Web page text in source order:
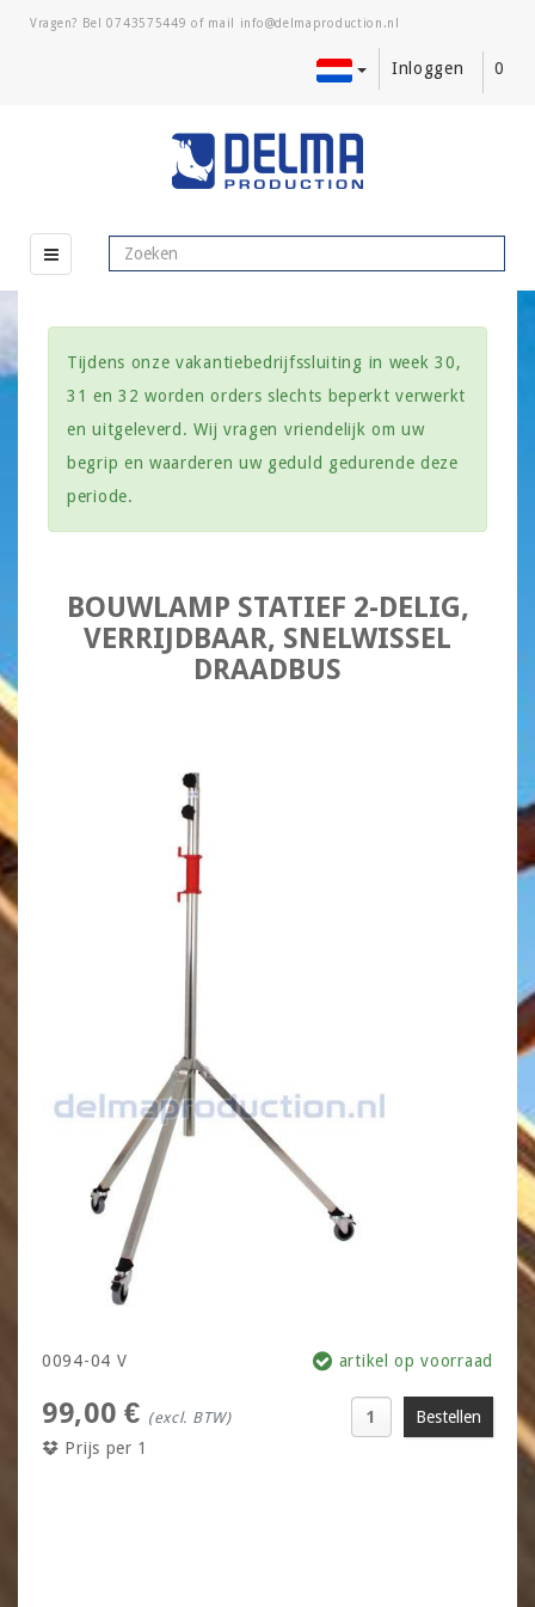
Vragen? Bel0743575449 of mail
Inloggen 0
Tijdens onze vakantiebedrijfssluiting in week 30,
31 en 32 worden orders slechts beperkt verwerkt
en uitgeleverd. Wij vragen vriendelijk om uw
begrip en waarderen uw geduld gedurende deze
periode.
BOUWLAMP STATIEF 2-DELIG,
VERRIJDBAAR, SNELWISSEL
DRAADBUS
0094-04 V artikel op voorraad
99,00 € (excl. BTW)
Prijs per 1